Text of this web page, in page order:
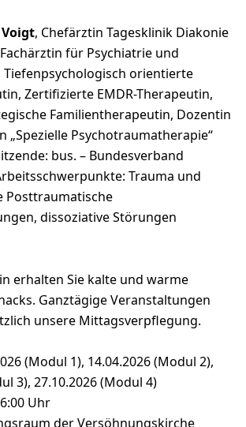
Voigt, Chefärztin Tagesklinik Diakonie
für Psychiatrie und
Tiefenpsychologisch orientierte
Zertifizierte EMDR-Therapeutin,
Familientherapeutin, Dozentin
„Spezielle Psychotraumatherapie“
bus. – Bundesverband
Trauma und
Posttraumatische
dissoziative Störungen
erhalten Sie kalte und warme
Ganztägige Veranstaltungen
unsere Mittagsverpflegung.
(Modul 1), 14.04.2026 (Modul 2),
3), 27.10.2026 (Modul 4)
Uhr
der Versöhnungskirche